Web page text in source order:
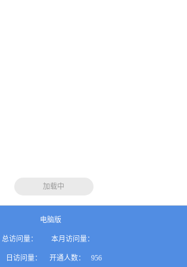
加载中
电脑版
总访问量： 本月访问量：
日访问量： 开通人数： 956